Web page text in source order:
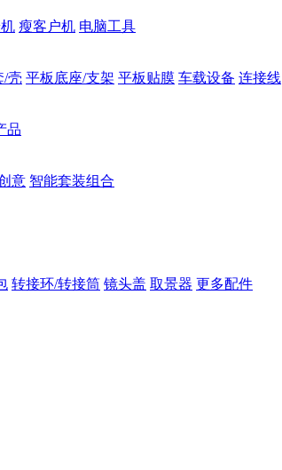
瘦客户机 电脑工具
/壳 平板底座/支架 平板贴膜 车载设备 连接线
品
意 智能套装组合
转接环/转接筒 镜头盖 取景器 更多配件